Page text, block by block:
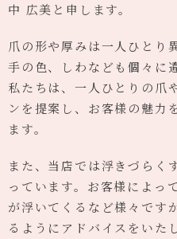
中 広美と申します。
爪の形や厚みは一人ひとり
手の色、しわなども個々に
私たちは、一人ひとりの爪
ンを提案し、お客様の魅力
ます。
また、当店では浮きづらく
っています。お客様によっ
が浮いてくるなど様々です
るようにアドバイスをいた